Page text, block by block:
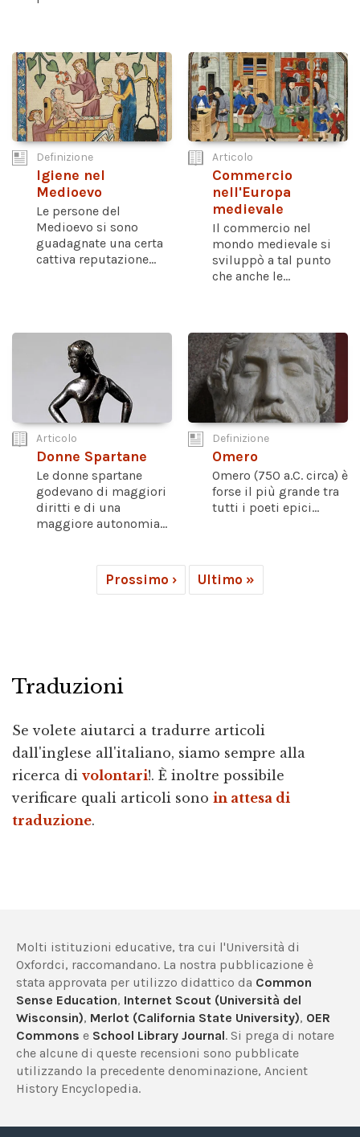
Definizione
Igiene nel
Medioevo
Le persone del
Medioevo si sono
guadagnate una certa
cattiva reputazione...
Articolo
Commercio
nell'Europa
medievale
Il commercio nel
mondo medievale si
sviluppò a tal punto
che anche le...
Articolo
Donne Spartane
Le donne spartane
godevano di maggiori
diritti e di una
maggiore autonomia...
Definizione
Omero
Omero (750 a.C. circa) è
forse il più grande tra
tutti i poeti epici...
Prossimo › Ultimo »
Traduzioni
Se volete aiutarci a tradurre articoli
dall'inglese all'italiano, siamo sempre alla
ricerca di volontari!. È inoltre possibile
verificare quali articoli sono in attesa di
traduzione.
Molti istituzioni educative, tra cui l'Università di
Oxfordci, raccomandano. La nostra pubblicazione è
stata approvata per utilizzo didattico da Common
Sense Education, Internet Scout (Università del
Wisconsin), Merlot (California State University), OER
Commons e School Library Journal. Si prega di notare
che alcune di queste recensioni sono pubblicate
utilizzando la precedente denominazione, Ancient
History Encyclopedia.